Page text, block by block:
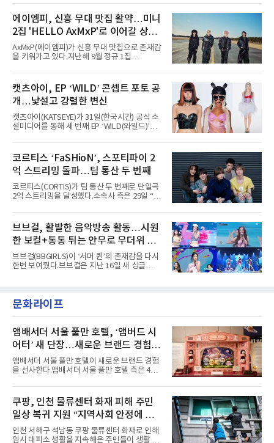
서 열린 ‘롤라팔루자 시카고’(Lollapalooza
Chicago)의 알리안츠 스테이지에 올랐다”며
“총 14곡으로 구성된 세트리스트를 선사, 데뷔 7
년 차다운 노련한 무대 매너와 파워풀한 에너지
로 현장의 분위기를 압도했다”고 밝혔다.1991
년 시작된 ‘롤라팔루자’는 8개 스테이지, 170여
팀의 아티스트와 40만 명 이상의 관객이 운집하
코르티스 등 K팝 스타들이 출연진 명단에 이름
을 올렸다.이날 에스파는
에이엠피, 신흥 무대 맛집 활약…미니
2집 'HELLO AxMxP'로 이어갈 상승
세
AxMxP(에이엠피)가 신흥 무대 맛집으로 존재감
을 키워가고 있다.지난해 9월 정규 1집
AxMxP는 데뷔 전부터 버스킹과 각종 페스티벌,
공연 무대에 오르며 실전 경험을 쌓아왔다.이들
은 소속사 패밀리 콘서트를 비롯해 '뷰티풀 민트
라이프 2025', '2025 부산국제록페스티벌' 등 대
형 무대에 잇달아 출연해 당찬 에너지와 풋풋한
매력으로 음악팬들의 눈도장을 찍었다.이후
AxMxP는 '카운트다운 판타지 2025-2026',
정적인 실력을 입증했고, 올해 '2026 어썸뮤직
페스티벌', '뷰티풀 민트 라이프 2026', '2026
캣츠아이, EP ‘WILD’ 콘셉트 포토 공
개…낯설고 강렬한 변신
캣츠아이(KATSEYE)가 31일(한국시간) 공식 소
셜미디어를 통해 세 번째 EP ‘WILD(와일드)’의
heart(와일드 하트)’라는 제목이 붙은 콘셉트 포
토에는 멤버들의 본능적이고 야성적인 면모가
강렬하게 담겼다. 짙은 아이섀도와 푸른빛·금빛·
붉은빛의 컬러 렌즈가 비현실적인 분위기를 자
아내고, 여러 원색이 불규칙하게 뒤섞인 멀티컬
러 헤어와 과감한 블루·블랙 립 메이크업이 낯설
고도 매혹적인 비주얼을 완성했다.스타일링 역
엣을 거침없이 결합했다. 멤버들은 각기 다른 개
성을 살린 스타일링을 선
코르티스 ‘FaSHioN’, 스포티파이 2
억 스트리밍 돌파…팀 통산 두 번째
코르티스(CORTIS)가 팀 통산 두 번째로 단일곡
2억 스트리밍을 달성했다.소속사 측은 29일 “코
벌 오디오·음원 스트리밍 플랫폼 스포티파이에
서 27일 자로 누적 재생 수 2억 회를 돌파했
다”고 밝혔다.곡이 발표된 지 약 10개월 만이다.
팀의 첫 번째 2억 스트리밍 곡은 동일 음반에 수
록된 ‘GO!’다. 이 노래는 공개 약 9개월 만인 지
난달 26일 자에 2억 고지를 밟았다. 이는 최근 5
년 내 데뷔한 보이그룹의 곡 중 최단기 2억 달성
했다. “내 티, 5 bucks 바지는, 만원” 등 멤버들
의 라이프 스타일
브브걸, 활발한 음악방송 활동…시원
한 보컬+통통 튀는 안무로 무더위 사
냥
브브걸(BBGIRLS)이 ‘서머 퀸’의 존재감을 다시
한번 보여줬다.브브걸은 지난 16일 새 싱글
MBC '쇼! 음악중심', SBS '인기가요' 등 주요 음
악방송 무대에 올라 화려한 퍼포먼스를 펼쳤다.
력을 앞세워 매 무대 색다른 볼거리를 선사했다.
특히 화사한 파스텔 톤의 비치웨어부터 청량한
마린룩, 햇살 아래 반짝이는 물결을 연상시키는
스커트, 강렬한 붉은 계열의 스타일링까지 각기
다른 매력을 선보였다. 브브걸은 다채로운 여름
패션을 완벽하게 소화하며 보
문화라이프
앰배서더 서울 풀만 호텔, ‘앰버드 시
어터’ 새 단장…새로운 브랜드 경험 선
사
앰배서더 서울 풀만 호텔이 새로운 브랜드 경험
을 선사한다.앰배서더 서울 풀만 호텔 측은 4일
이야기를 담은 인형 극장 콘셉트의 공간 ‘앰버드
시어터(Ambird Theater)’를 새롭게 선보인
다”고 밝혔다.앰배서더 서울 풀만 호텔은 로비
한편에 마련된 앰버드 존을 통해 앰버드의 세계
관을 소개해왔다. 앰버드 존은 앰버드가 우주여
행 중 수집한 다양한 굿즈를 전시한 '앰버드 플래
쿠팡, 인천 물류센터 화재 피해 주민
일상 복귀 지원 “지역사회 안정에 총
력”
인천 서해구 석남동 쿠팡 물류센터 화재로 인해
임시 대피소 생활을 지속해온 주민들이 생활 터